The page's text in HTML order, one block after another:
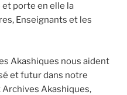
porte en elle la
Enseignants et les
Akashiques nous aident
et futur dans notre
Archives Akashiques,